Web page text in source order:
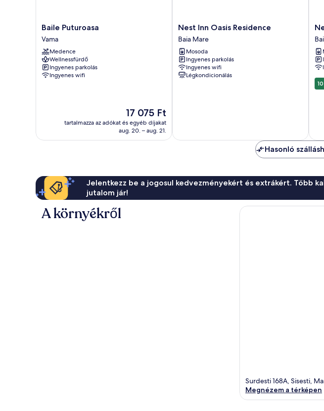
Baile
Puturoasa
Vama
Baile Puturoasa
Vama
Medence
Wellnessfürdő
Ingyenes parkolás
Ingyenes wifi
Az
ár
17 075 Ft
17 075 Ft
tartalmazza az adókat és egyéb díjakat
aug. 20. – aug. 21.
Nest
Inn
Oasis
Residence
Baia
Mare
Nest Inn Oasis Residence
Baia Mare
Mosoda
Ingyenes parkolás
Ingyenes wifi
Légkondicionálás
Inn
10
Hasonló
Jelentkezz be a jogosul kedvezményekért és extrákért. Több
jutalom jár!
A környékről
Surdesti 168A, Sisesti,
Megnézem a térképen